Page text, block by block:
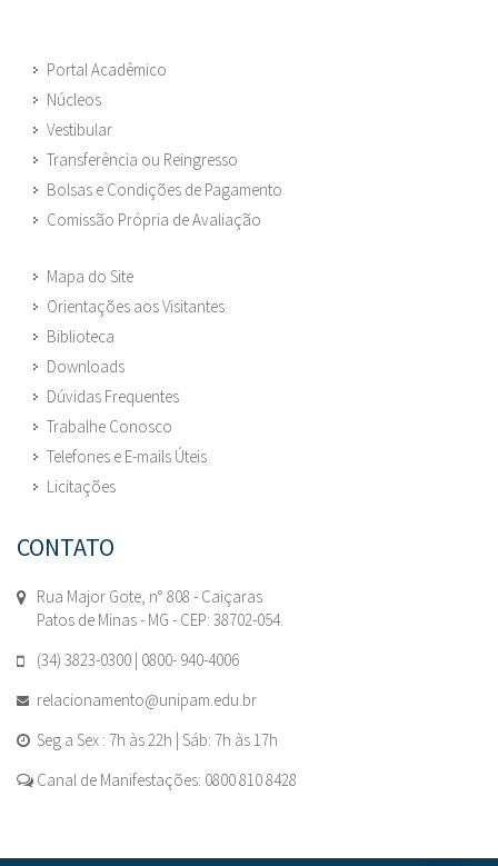
Portal Acadêmico
Núcleos
Vestibular
Transferência ou Reingresso
Bolsas e Condições de Pagamento
Comissão Própria de Avaliação
Mapa do Site
Orientações aos Visitantes
Biblioteca
Downloads
Dúvidas Frequentes
Trabalhe Conosco
Telefones e E-mails Úteis
Licitações
CONTATO
Rua Major Gote, n° 808 - Caiçaras
Patos de Minas - MG - CEP: 38702-054.
(34) 3823-0300 | 0800- 940-4006
relacionamento@unipam.edu.br
Seg a Sex : 7h às 22h | Sáb: 7h às 17h
Canal de Manifestações: 0800 810 8428